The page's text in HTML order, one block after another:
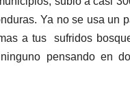
Ya no se usa un
a tus sufridos
pensando en